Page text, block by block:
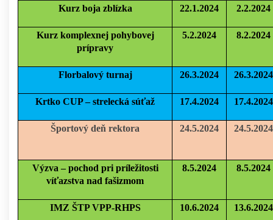
Kurz boja zblízka 22.1.2024 2.2.2024
Kurz komplexnej pohybovej
prípravy
5.2.2024 8.2.2024
Florbalový turnaj 26.3.2024 26.3.2024
Krtko CUP – strelecká súťaž 17.4.2024 17.4.2024
Športový deň rektora 24.5.2024 24.5.2024
Výzva – pochod pri príležitosti
víťazstva nad fašizmom
8.5.2024 8.5.2024
IMZ ŠTP VPP-RHPS 10.6.2024 13.6.2024